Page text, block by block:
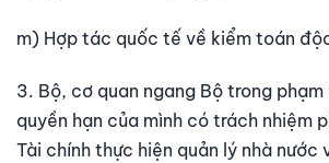
m) Hợp tác quốc tế về kiểm toán
3. Bộ, cơ quan ngang Bộ trong phạm
quyền hạn của mình có trách nhiệm
Tài chính thực hiện quản lý nhà nước